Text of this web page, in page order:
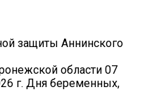
защиты Аннинского
области 07
г. Дня беременных,